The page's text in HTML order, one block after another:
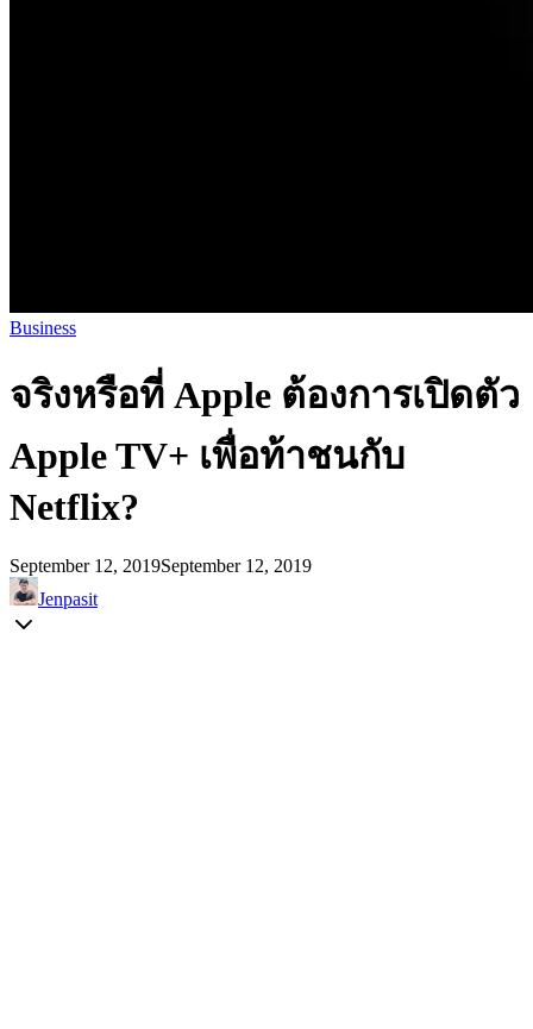
Business
จริงหรือที่ Apple ต้องการเปิดตัว
Apple TV+ เพื่อท้าชนกับ
Netflix?
September 12, 2019September 12, 2019
Jenpasit